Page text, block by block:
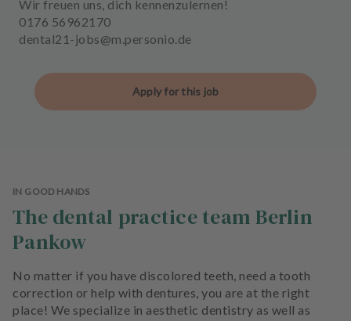
Wir freuen uns, dich kennenzulernen!
0176 56962170
dental21-jobs@m.personio.de
Apply for this job
IN GOOD HANDS
The dental practice team Berlin
Pankow
No matter if you have discolored teeth, need a tooth
correction or help with dentures, you are at the right
place! We specialize in aesthetic dentistry as well as